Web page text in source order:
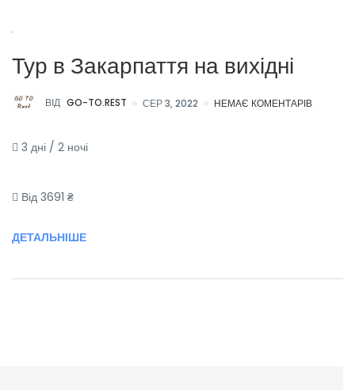
Тур в Закарпаття на вихідні
ВІД GO-TO.REST СЕР 3, 2022 НЕМАЄ КОМЕНТАРІВ
3 дні / 2 ночі
Від 3691 ₴
ДЕТАЛЬНІШЕ